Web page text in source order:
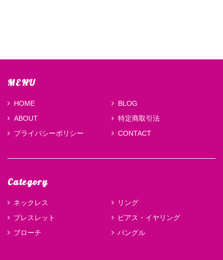
MENU
HOME
BLOG
ABOUT
特定商取引法
プライバシーポリシー
CONTACT
Category
ネックレス
リング
ブレスレット
ピアス・イヤリング
ブローチ
バングル